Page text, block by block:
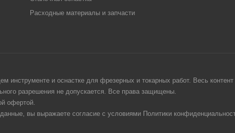
Расходные материалы и запчасти
и оснастке для фрезерных и токарных работ. Весь
разрешения не допускается. Все права защищены.
офертой.
вы выражаете согласие с условиями Политики